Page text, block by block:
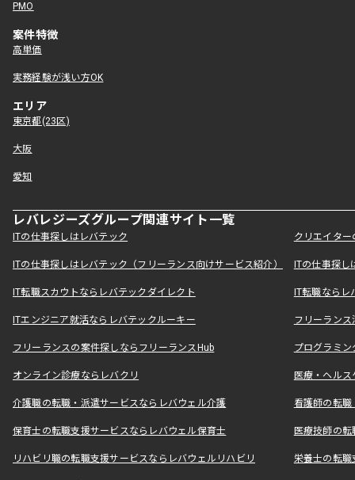
PMO
案件特徴
高単価
実務経験が浅い方OK
エリア
東京都(23区)
大阪
愛知
レバレジーズグループ関連サイト一覧
ITの仕事探しはレバテック クリエイタ
ITの仕事探しはレバテック（フリーランス向けサービス紹介） ITの仕事探
IT転職スカウトならレバテックダイレクト IT転職なら
ITエンジニア就活ならレバテックルーキー フリーラン
フリーランスの案件探しならフリーランスHub プログラミ
オンライン診療ならレバクリ 医療・ヘル
介護職の転職・派遣サービスならレバウェル介護 看護師の転
保育士の転職支援サービスならレバウェル保育士 医療技師の
リハビリ職の転職支援サービスならレバウェルリハビリ 栄養士の転